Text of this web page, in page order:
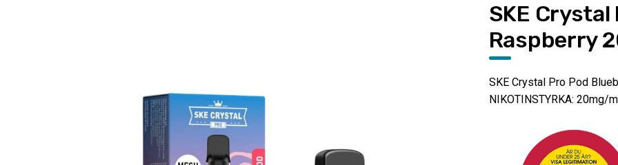
Typ/Produkt: Podsystem
SKE
Raspberry
SKE Crystal Pro Pod
NIKOTINSTYRKA: 20mg/